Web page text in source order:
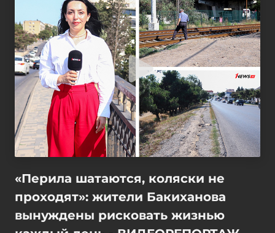
«Перила шатаются, коляски не
проходят»: жители Бакиханова
вынуждены рисковать жизнью